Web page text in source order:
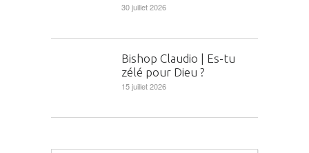
30 juillet 2026
Bishop Claudio | Es-tu
zélé pour Dieu ?
15 juillet 2026